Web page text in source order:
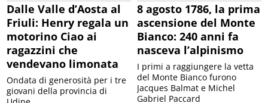
Dalle Valle d’Aosta al
Friuli: Henry regala un
motorino Ciao ai
ragazzini che
vendevano limonata
Ondata di generosità per i tre
giovani della provincia di
8 agosto 1786, la prima
ascensione del Monte
Bianco: 240 anni fa
nasceva l’alpinismo
I primi a raggiungere la vetta
del Monte Bianco furono
Jacques Balmat e Michel
Gabriel Paccard